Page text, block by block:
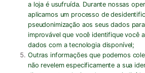
a loja é usufruída. Durante nossas
aplicamos um processo de
pseudonimização aos seus dados
improvável que você identifique você
dados com a tecnologia disponível;
Outras informações que podemos
não revelem especificamente a sua